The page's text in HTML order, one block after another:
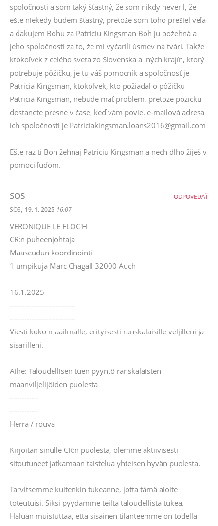
spoločnosti a som taký šťastný, že som nikdy neveril, že
ešte niekedy budem šťastný, pretože som toho prešiel veľa
a ďakujem Bohu za Patriciu Kingsman Boh ju požehná a
jeho spoločnosti za to, že mi vyčarili úsmev na tvári. Takže
ktokoľvek z celého sveta zo Slovenska a iných krajín, ktorý
potrebuje pôžičku, je tu váš pomocník a spoločnosť je
Patricia Kingsman, ktokoľvek, kto požiadal o pôžičku
Patricia Kingsman, nebude mať problém, pretože pôžičku
dostanete presne v čase, keď vám povie. e-mailová adresa
ich spoločnosti je Patriciakingsman.loans2016@gmail.com
Ešte raz ti Boh žehnaj Patriciu Kingsman a nech dlho žiješ v
pomoci ľuďom.
SOS
SOS, 19. 1. 2025 16:07
VERONIQUE LE FLOC'H
CR:n puheenjohtaja
Maaseudun koordinointi
1 umpikuja Marc Chagall 32000 Auch
16.1.2025
---------------------------
---------------------------
Viesti koko maailmalle, erityisesti ranskalaisille veljilleni ja
sisarilleni.
Aihe: Taloudellisen tuen pyyntö ranskalaisten
maanviljelijöiden puolesta
------------
------------
Herra / rouva
Kirjoitan sinulle CR:n puolesta, olemme aktiivisesti
sitoutuneet jatkamaan taistelua yhteisen hyvän puolesta.
Tarvitsemme kuitenkin tukeanne, jotta tämä aloite
toteutuisi. Siksi pyydämme teiltä taloudellista tukea.
Haluan muistuttaa, että sisäinen tilanteemme on todella
ODPOVEDAŤ